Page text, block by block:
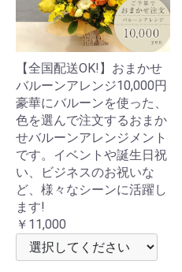
【全国配送OK!】おまかせ
バルーンアレンジ10,000円
豪華にバルーンを使った、
色を選んで注文するおまか
せバルーンアレンジメント
です。イベントや誕生日祝
い、ビジネスのお祝いな
ど、様々なシーンに活躍し
ます!
￥11,000